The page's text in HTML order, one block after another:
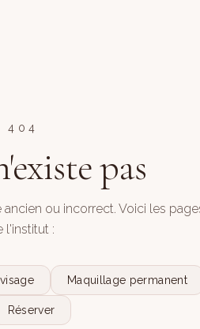
404
pas
ou incorrect. Voici les
l'institut :
Maquillage permanent
Réserver